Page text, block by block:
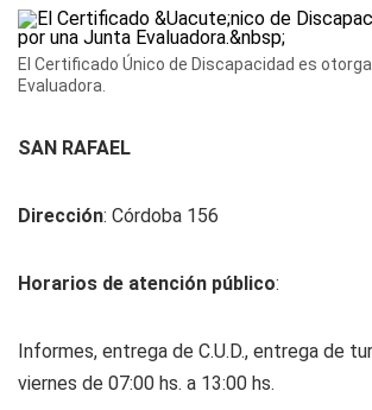
El Certificado Único de Discapacidad es
Evaluadora.
SAN RAFAEL
Dirección: Córdoba 156
Horarios de atención público:
Informes, entrega de C.U.D., entrega de
viernes de 07:00 hs. a 13:00 hs.